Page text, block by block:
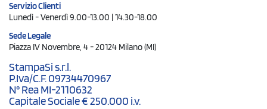
Servizio Clienti
Lunedì - Venerdì 9.00-13.00 | 14.30-18.00
Sede Legale
Piazza IV Novembre, 4 - 20124 Milano (MI)
StampaSi s.r.l.
P.Iva/C.F. 09734470967
N° Rea MI-2110632
Capitale Sociale € 250.000 i.v.